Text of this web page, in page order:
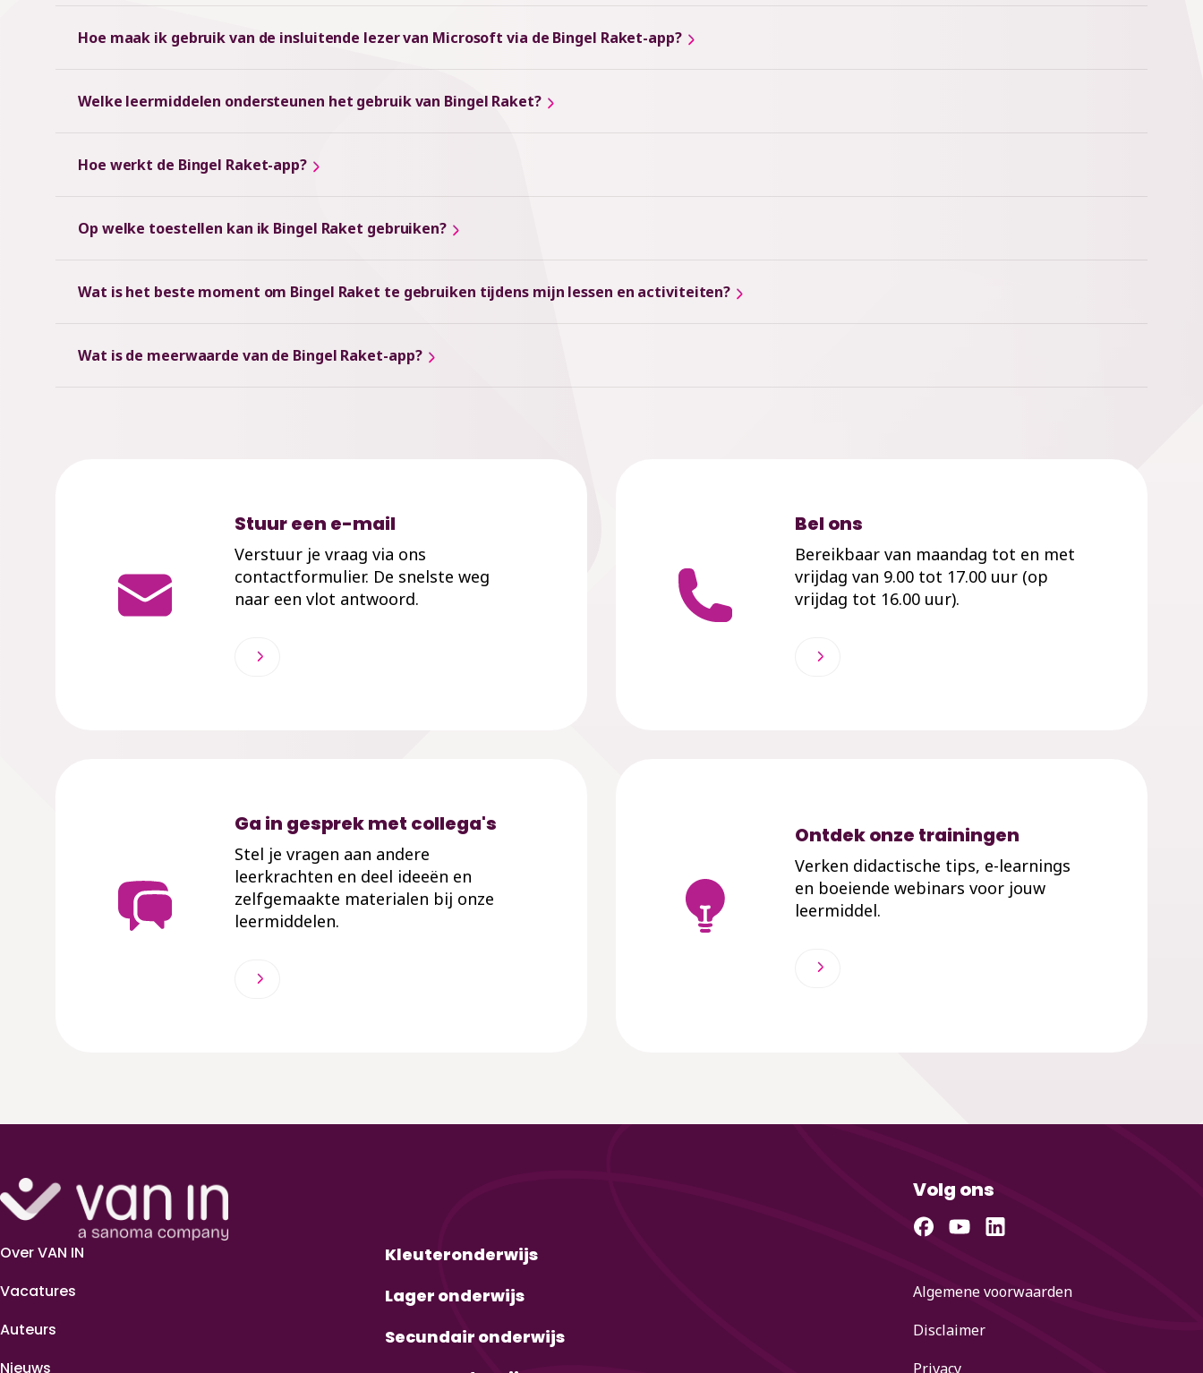
Hoe maak ik gebruik van de insluitende lezer van Microsoft via de Bingel Raket-app?
Welke leermiddelen ondersteunen het gebruik van Bingel Raket?
Hoe werkt de Bingel Raket-app?
Op welke toestellen kan ik Bingel Raket gebruiken?
Wat is het beste moment om Bingel Raket te gebruiken tijdens mijn lessen en activiteiten?
Wat is de meerwaarde van de Bingel Raket-app?
Stuur een e-mail
Verstuur je vraag via ons
contactformulier. De snelste weg
naar een vlot antwoord.
Bel ons
Bereikbaar van maandag tot en met
vrijdag van 9.00 tot 17.00 uur (op
vrijdag tot 16.00 uur).
Ga in gesprek met collega's
Stel je vragen aan andere
leerkrachten en deel ideeën en
zelfgemaakte materialen bij onze
leermiddelen.
Ontdek onze trainingen
Verken didactische tips, e-learnings
en boeiende webinars voor jouw
leermiddel.
Over VAN IN
Vacatures
Auteurs
Nieuws
Kleuteronderwijs
Lager onderwijs
Secundair onderwijs
Volg ons
Algemene voorwaarden
Disclaimer
Privacy